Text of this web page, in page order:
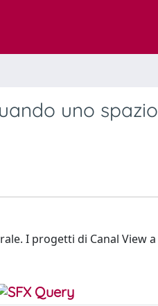
uno spazio
I progetti di Canal View a